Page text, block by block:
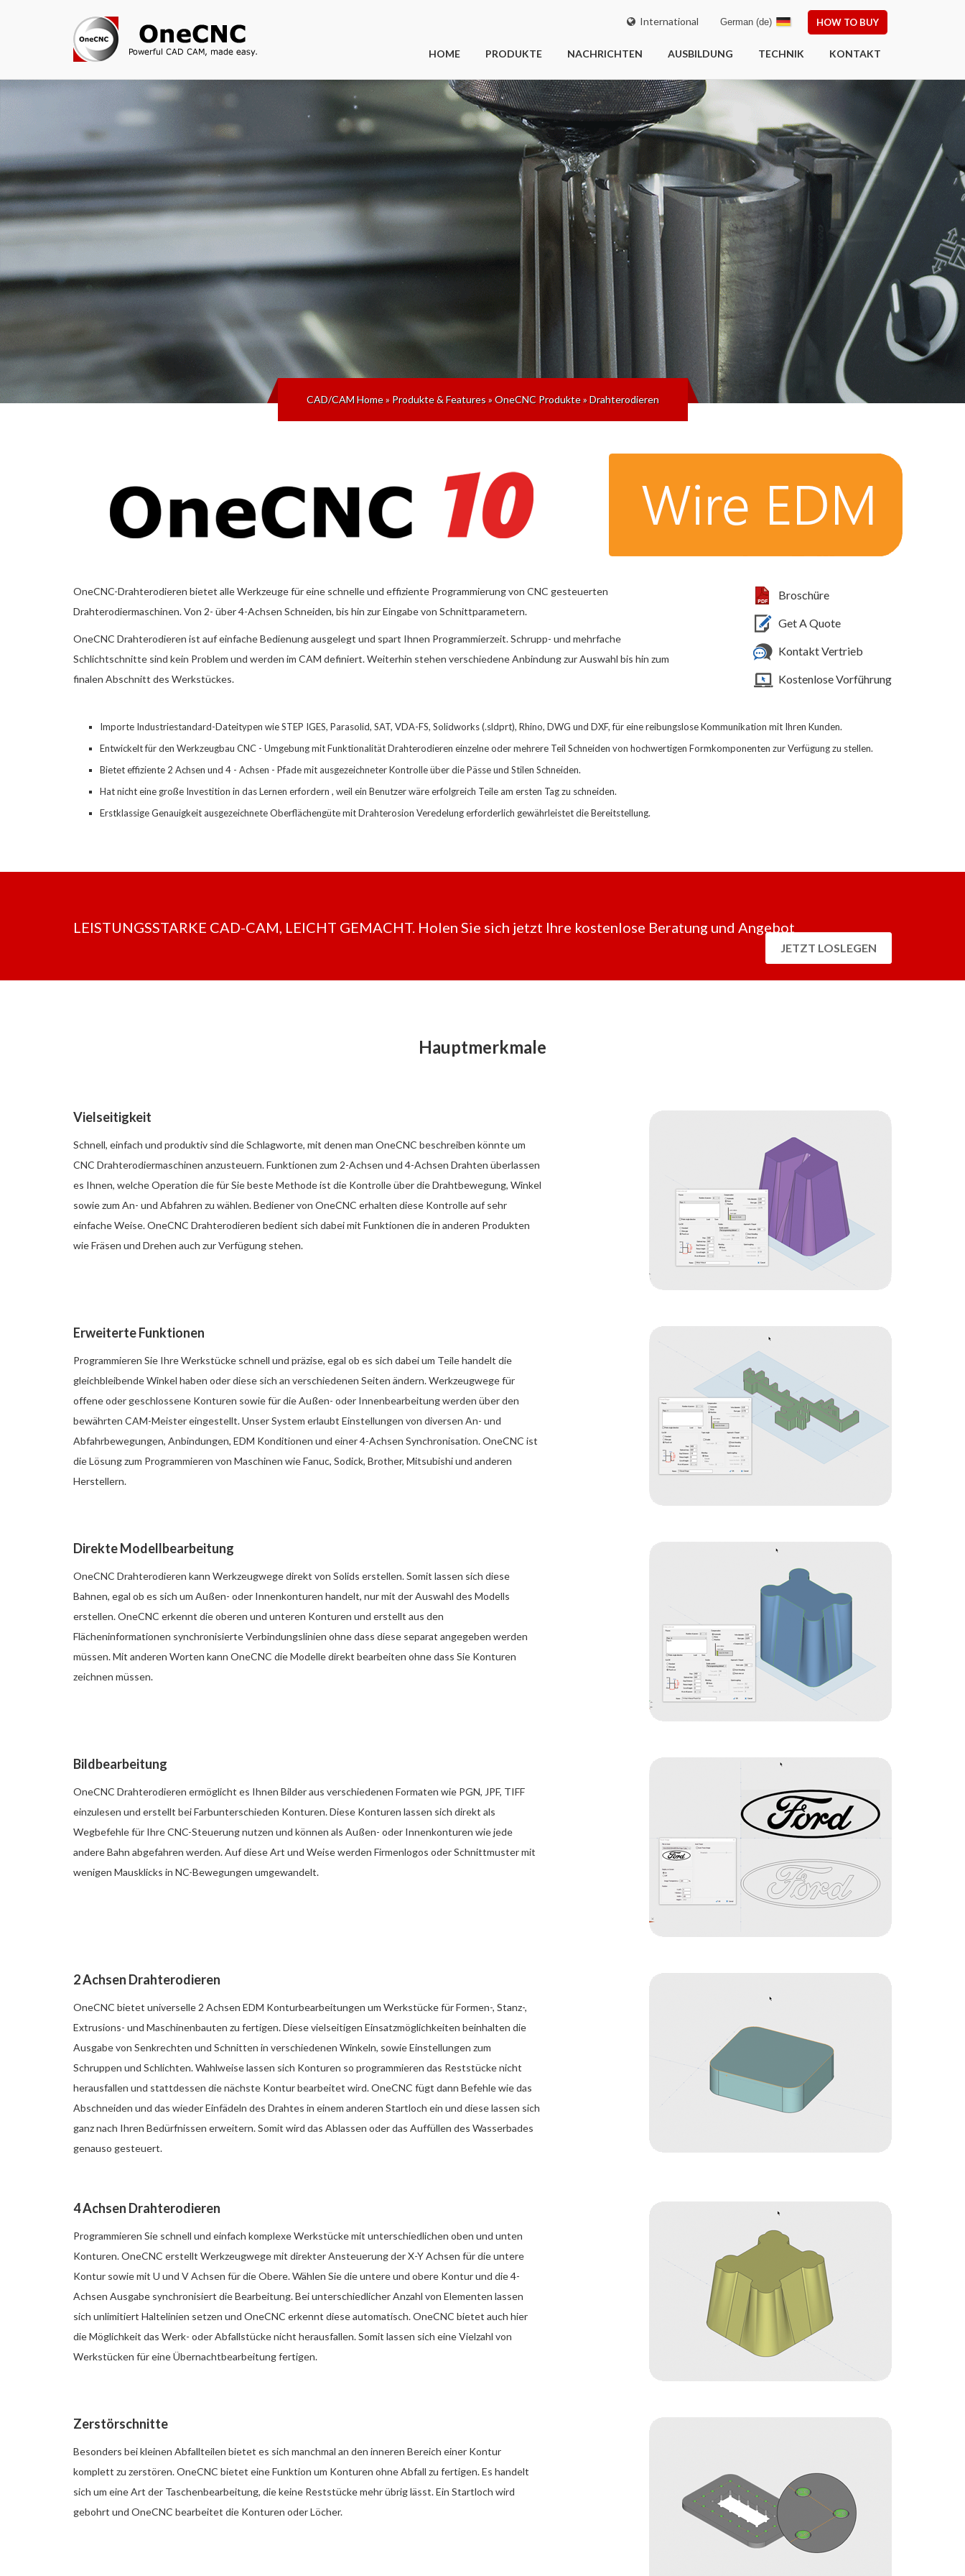
International HOW TO BUY
German (de)
HOME PRODUKTE NACHRICHTEN AUSBILDUNG TECHNIK KONTAKT
CAD/CAM Home» Produkte & Features»OneCNC Produkte»Drahterodieren
OneCNC-Drahterodieren bietet alle Werkzeuge für eine schnelle und effiziente Programmierung von CNC gesteuerten
Drahterodiermaschinen. Von 2- über 4-Achsen Schneiden, bis hin zur Eingabe von Schnittparametern.
OneCNC Drahterodieren ist auf einfache Bedienung ausgelegt und spart Ihnen Programmierzeit. Schrupp- und mehrfache
Schlichtschnitte sind kein Problem und werden im CAM definiert. Weiterhin stehen verschiedene Anbindung zur Auswahl bis hin zum
finalen Abschnitt des Werkstückes.
Broschüre
Get A Quote
Kontakt Vertrieb
Kostenlose Vorführung
Importe Industriestandard-Dateitypen wie STEP IGES, Parasolid, SAT, VDA-FS, Solidworks (.sldprt), Rhino, DWG und DXF, für eine reibungslose Kommunikation mit Ihren Kunden.
Entwickelt für den Werkzeugbau CNC - Umgebung mit Funktionalität Drahterodieren einzelne oder mehrere Teil Schneiden von hochwertigen Formkomponenten zur Verfügung zu stellen.
Bietet effiziente 2 Achsen und 4 - Achsen - Pfade mit ausgezeichneter Kontrolle über die Pässe und Stilen Schneiden.
Hat nicht eine große Investition in dasLernen erfordern , weil ein Benutzer wäre erfolgreich Teile am ersten Tagzu schneiden.
Erstklassige Genauigkeit ausgezeichnete Oberflächengüte mit Drahterosion Veredelung erforderlich gewährleistetdieBereitstellung.
LEISTUNGSSTARKE CAD-CAM, LEICHT GEMACHT. Holen Sie sich jetzt Ihre kostenlose Beratung und Angebot
JETZT LOSLEGEN
Hauptmerkmale
Vielseitigkeit
Schnell, einfach und produktiv sind die Schlagworte, mit denen man OneCNC beschreiben könnte um
CNC Drahterodiermaschinen anzusteuern. Funktionen zum 2-Achsen und 4-Achsen Drahten überlassen
es Ihnen, welche Operation die für Sie beste Methode ist die Kontrolle über die Drahtbewegung, Winkel
sowie zum An- und Abfahren zu wählen. Bediener von OneCNC erhalten diese Kontrolle auf sehr
einfache Weise. OneCNC Drahterodieren bedient sich dabei mit Funktionen die in anderen Produkten
wie Fräsen und Drehen auch zur Verfügung stehen.
Erweiterte Funktionen
Programmieren Sie Ihre Werkstücke schnell und präzise, egal ob es sich dabei um Teile handelt die
gleichbleibende Winkel haben oder diese sich an verschiedenen Seiten ändern. Werkzeugwege für
offene oder geschlossene Konturen sowie für die Außen- oder Innenbearbeitung werden über den
bewährten CAM-Meister eingestellt. Unser System erlaubt Einstellungen von diversen An- und
Abfahrbewegungen, Anbindungen, EDM Konditionen und einer 4-Achsen Synchronisation. OneCNC ist
die Lösung zum Programmieren von Maschinen wie Fanuc, Sodick, Brother, Mitsubishi und anderen
Herstellern.
Direkte Modellbearbeitung
OneCNC Drahterodieren kann Werkzeugwege direkt von Solids erstellen. Somit lassen sich diese
Bahnen, egal ob es sich um Außen- oder Innenkonturen handelt, nur mit der Auswahl des Modells
erstellen. OneCNC erkennt die oberen und unteren Konturen und erstellt aus den
Flächeninformationen synchronisierte Verbindungslinien ohne dass diese separat angegeben werden
müssen. Mit anderen Worten kann OneCNC die Modelle direkt bearbeiten ohne dass Sie Konturen
zeichnen müssen.
Bildbearbeitung
OneCNC Drahterodieren ermöglicht es Ihnen Bilder aus verschiedenen Formaten wie PGN, JPF, TIFF
einzulesen und erstellt bei Farbunterschieden Konturen. Diese Konturen lassen sich direkt als
Wegbefehle für Ihre CNC-Steuerung nutzen und können als Außen- oder Innenkonturen wie jede
andere Bahn abgefahren werden. Auf diese Art und Weise werden Firmenlogos oder Schnittmuster mit
wenigen Mausklicks in NC-Bewegungen umgewandelt.
2 Achsen Drahterodieren
OneCNC bietet universelle 2 Achsen EDM Konturbearbeitungen um Werkstücke für Formen-, Stanz-,
Extrusions- und Maschinenbauten zu fertigen. Diese vielseitigen Einsatzmöglichkeiten beinhalten die
Ausgabe von Senkrechten und Schnitten in verschiedenen Winkeln, sowie Einstellungen zum
Schruppen und Schlichten. Wahlweise lassen sich Konturen so programmieren das Reststücke nicht
herausfallen und stattdessen die nächste Kontur bearbeitet wird. OneCNC fügt dann Befehle wie das
Abschneiden und das wieder Einfädeln des Drahtes in einem anderen Startloch ein und diese lassen sich
ganz nach Ihren Bedürfnissen erweitern. Somit wird das Ablassen oder das Auffüllen des Wasserbades
genauso gesteuert.
4 Achsen Drahterodieren
Programmieren Sie schnell und einfach komplexe Werkstücke mit unterschiedlichen oben und unten
Konturen. OneCNC erstellt Werkzeugwege mit direkter Ansteuerung der X-Y Achsen für die untere
Kontur sowie mit U und V Achsen für die Obere. Wählen Sie die untere und obere Kontur und die 4-
Achsen Ausgabe synchronisiert die Bearbeitung. Bei unterschiedlicher Anzahl von Elementen lassen
sich unlimitiert Haltelinien setzen und OneCNC erkennt diese automatisch. OneCNC bietet auch hier
die Möglichkeit das Werk- oder Abfallstücke nicht herausfallen. Somit lassen sich eine Vielzahl von
Werkstücken für eine Übernachtbearbeitung fertigen.
Zerstörschnitte
Besonders bei kleinen Abfallteilen bietet es sich manchmal an den inneren Bereich einer Kontur
komplett zu zerstören. OneCNC bietet eine Funktion um Konturen ohne Abfall zu fertigen. Es handelt
sich um eine Art der Taschenbearbeitung, die keine Reststücke mehr übrig lässt. Ein Startloch wird
gebohrt und OneCNC bearbeitet die Konturen oder Löcher.